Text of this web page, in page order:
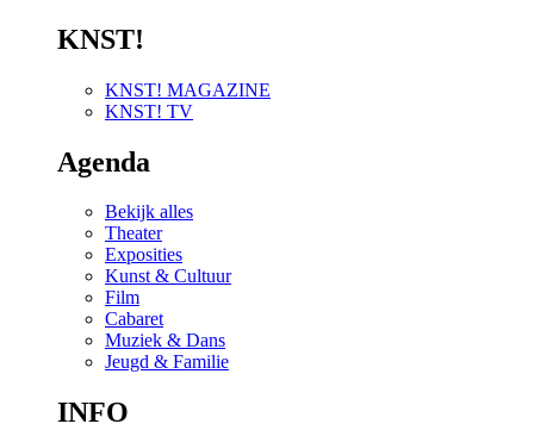
KNST!
KNST! MAGAZINE
KNST! TV
Agenda
Bekijk alles
Theater
Exposities
Kunst & Cultuur
Film
Cabaret
Muziek & Dans
Jeugd & Familie
INFO